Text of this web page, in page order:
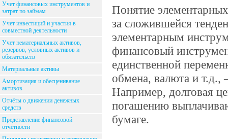
Учет финансовых инструментов и
затрат по займам
Учет инвестиций и участия в
совместной деятельности
Учет нематериальных активов,
резервов, условных активов и
обязательств
Материальные активы
Амортизация и обесценивание
активов
Отчёты о движении денежных
средств
Представление финансовой
отчётности
Понятие
за сложившейся
элементарным
финансовый
единственной
обмена, валюта и т.д.,
Например, долговая
погашению
бумаге.